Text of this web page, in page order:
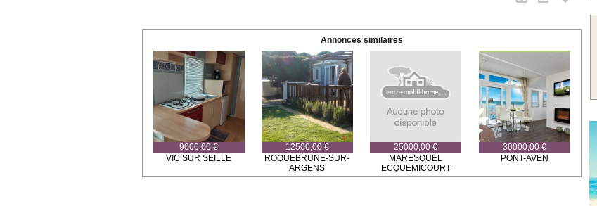
Annonces similaires
9000,00 €
VIC SUR SEILLE
12500,00 €
ROQUEBRUNE-SUR-
ARGENS
25000,00 €
MARESQUEL
ECQUEMICOURT
30000,00 €
PONT-AVEN